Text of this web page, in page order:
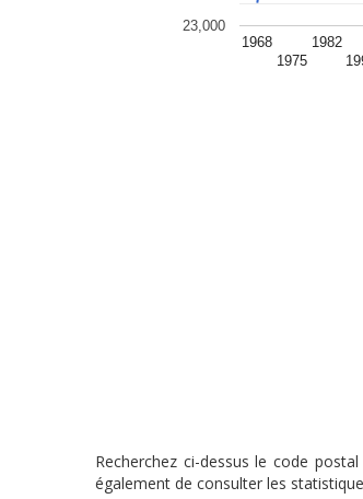
1968
1975
1982
23,000
Recherchez ci-dessus le code
également de consulter les